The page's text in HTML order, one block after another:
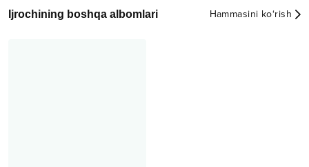
Ijrochining boshqa albomlari Hammasini ko‘rish